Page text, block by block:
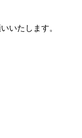
いたします。